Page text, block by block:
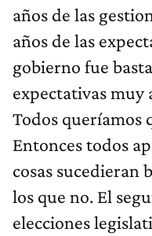
años de las
años de las
gobierno fue
expectativas muy
Todos queríamos
Entonces todos
cosas sucedieran
los que no. El
elecciones